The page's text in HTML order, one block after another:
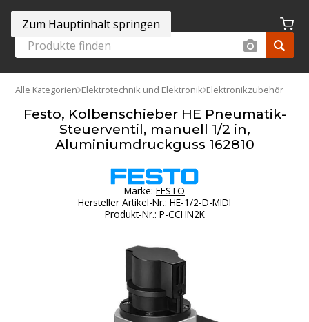
Zum Hauptinhalt springen
Alle Kategorien Elektrotechnik und Elektronik Elektronikzubehör
Festo, Kolbenschieber HE Pneumatik-
Steuerventil, manuell 1/2 in,
Aluminiumdruckguss 162810
Marke: FESTO
Hersteller Artikel-Nr.: HE-1/2-D-MIDI
Produkt-Nr.: P-CCHN2K